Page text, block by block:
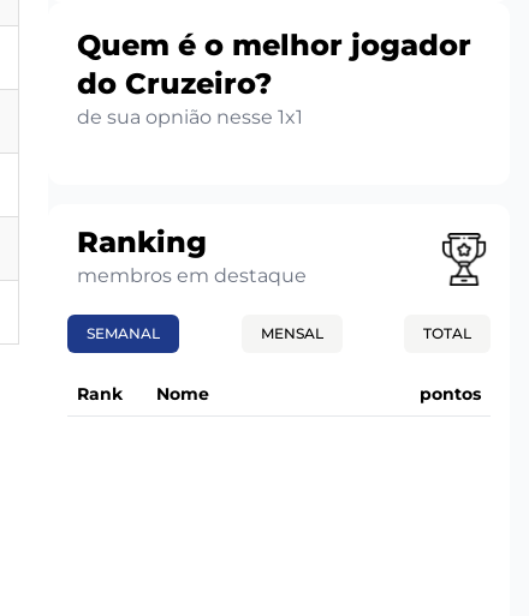
Quem é o melhor jogador
do Cruzeiro?
de sua opnião nesse 1x1
Ranking
membros em destaque
SEMANAL MENSAL TOTAL
Rank Nome pontos